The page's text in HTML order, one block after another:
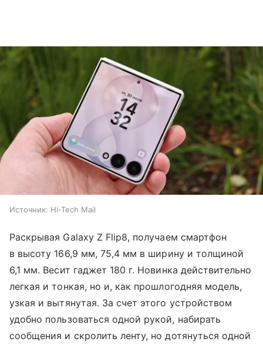
Источник: Hi-Tech Mail
Раскрывая Galaxy Z Flip8, получаем смартфон
в высоту 166,9 мм, 75,4 мм в ширину и толщиной
6,1 мм. Весит гаджет 180 г. Новинка действительно
легкая и тонкая, но и, как прошлогодняя модель,
узкая и вытянутая. За счет этого устройством
удобно пользоваться одной рукой, набирать
сообщения и скролить ленту, но дотянуться одной